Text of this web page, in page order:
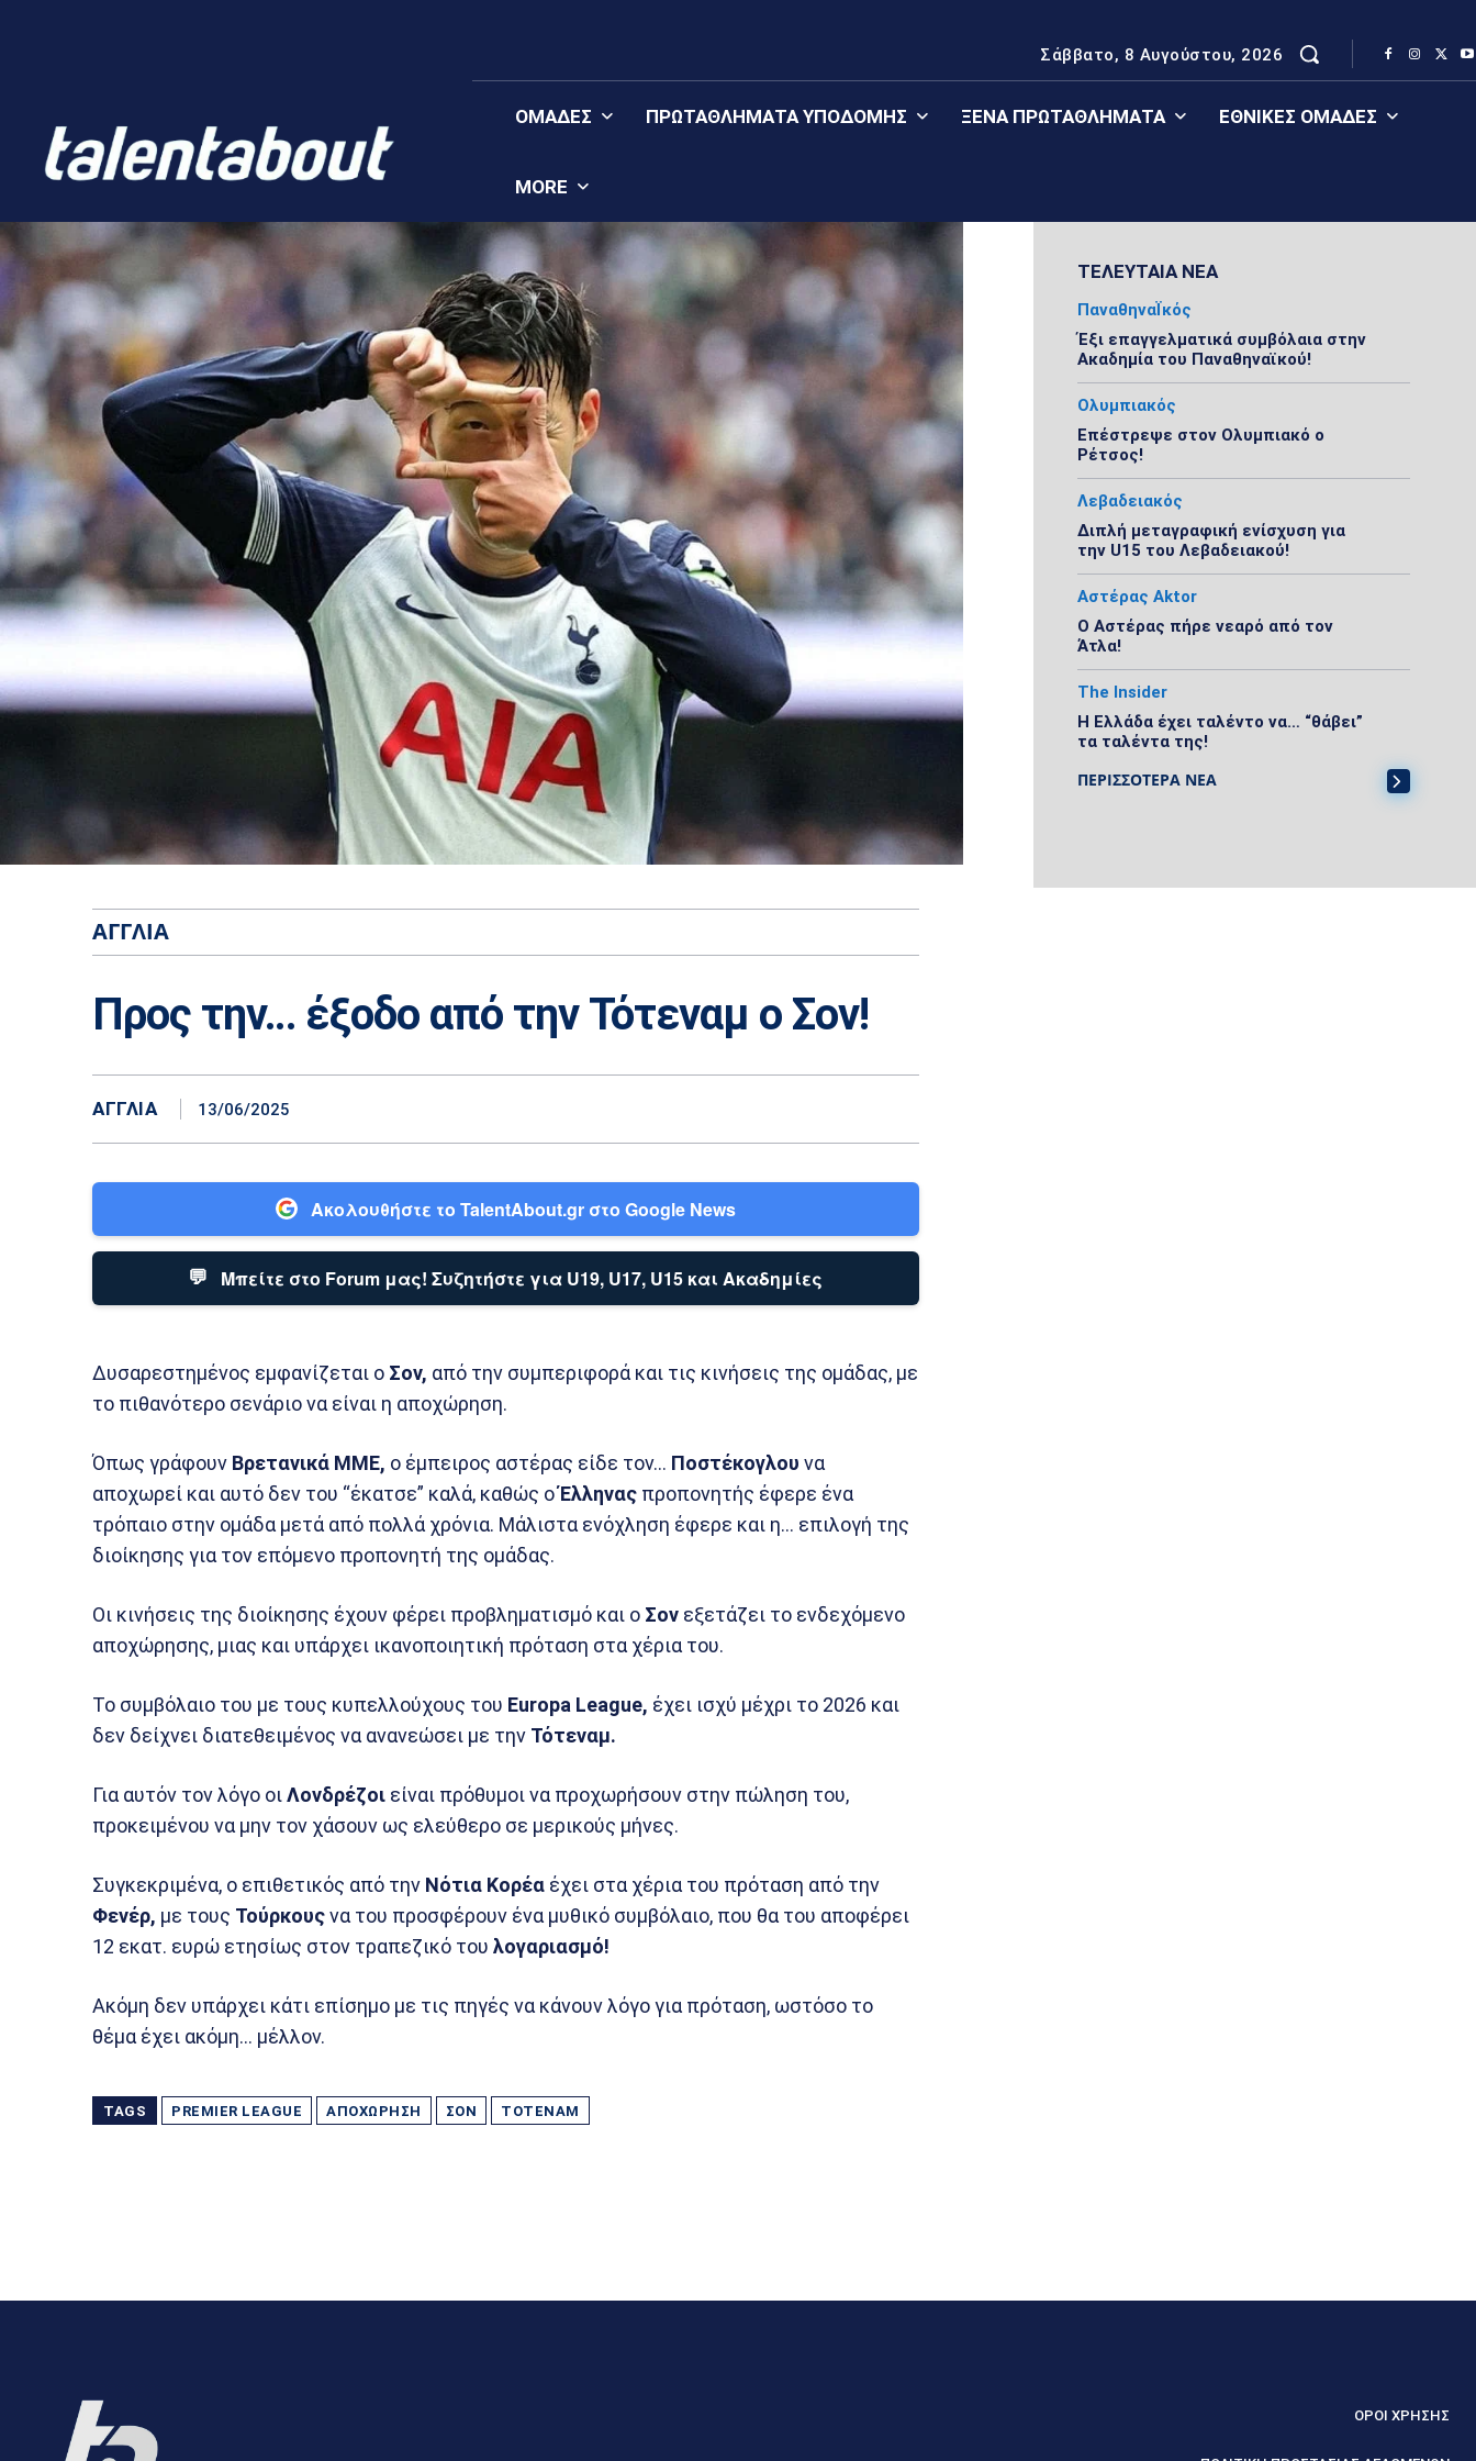
Σάββατο, 8 Αυγούστου, 2026
ΟΜΆΔΕΣ ΠΡΩΤΑΘΛΉΜΑΤΑ YΠΟΔΟΜΉΣ ΞΈΝΑ ΠΡΩΤΑΘΛΉΜΑΤΑ ΕΘΝΙΚΈΣ ΟΜΆΔΕΣ
MORE
ΑΓΓΛΊΑ
Προς την… έξοδο από την Τότεναμ ο Σον!
ΑΓΓΛΊΑ 13/06/2025
Ακολουθήστε το TalentAbout.gr στο Google News
💬 Μπείτε στο Forum μας! Συζητήστε για U19, U17, U15 και Ακαδημίες
Δυσαρεστημένος εμφανίζεται ο Σον, από την συμπεριφορά και τις κινήσεις της ομάδας, με
το πιθανότερο σενάριο να είναι η αποχώρηση.
Όπως γράφουν Βρετανικά ΜΜΕ, ο έμπειρος αστέρας είδε τον… Ποστέκογλου να
αποχωρεί και αυτό δεν του “έκατσε” καλά, καθώς οΈλληνας προπονητής έφερε ένα
τρόπαιο στην ομάδα μετά από πολλά χρόνια. Μάλιστα ενόχληση έφερε και η… επιλογή της
διοίκησης για τον επόμενο προπονητή της ομάδας.
Οι κινήσεις της διοίκησης έχουν φέρει προβληματισμό και ο Σον εξετάζει το ενδεχόμενο
αποχώρησης, μιας και υπάρχει ικανοποιητική πρόταση στα χέρια του.
Το συμβόλαιο του με τους κυπελλούχους του Europa League, έχει ισχύ μέχρι το 2026 και
δεν δείχνει διατεθειμένος να ανανεώσει με την Τότεναμ.
Για αυτόν τον λόγο οιΛονδρέζοι είναι πρόθυμοι να προχωρήσουν στην πώληση του,
προκειμένου να μην τον χάσουν ως ελεύθερο σε μερικούς μήνες.
Συγκεκριμένα, ο επιθετικός από την Νότια Κορέα έχει στα χέρια του πρόταση από την
Φενέρ, με τους Τούρκουςνα του προσφέρουν ένα μυθικό συμβόλαιο, που θα του αποφέρει
12 εκατ. ευρώ ετησίως στον τραπεζικό του λογαριασμό!
Ακόμη δεν υπάρχει κάτι επίσημο με τις πηγές να κάνουν λόγο για πρόταση, ωστόσο το
θέμα έχει ακόμη… μέλλον.
TAGS PREMIER LEAGUE ΑΠΟΧΏΡΗΣΗ ΣΟΝ ΤΌΤΕΝΑΜ
ΤΕΛΕΥΤΑΙΑ ΝΕΑ
ΠαναθηναΪκός
Έξι επαγγελματικά συμβόλαια στην
Ακαδημία του Παναθηναϊκού!
Ολυμπιακός
Επέστρεψε στον Ολυμπιακό ο
Ρέτσος!
Λεβαδειακός
Διπλή μεταγραφική ενίσχυση για
την U15 του Λεβαδειακού!
Αστέρας Aktor
Ο Αστέρας πήρε νεαρό από τον
Άτλα!
The Insider
Η Ελλάδα έχει ταλέντο να… “θάβει”
τα ταλέντα της!
ΠΕΡΙΣΣΟΤΕΡΑ ΝΕΑ
ΟΡΟΙ ΧΡΗΣΗΣ